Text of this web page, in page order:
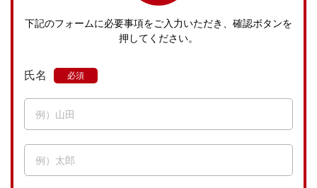
下記のフォームに必要事項をご入力いただき、確認ボタンを
押してください。
氏名